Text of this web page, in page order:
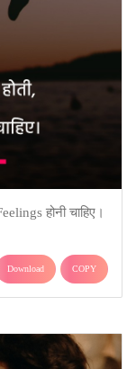
होनी चाहिए।
Download COPY